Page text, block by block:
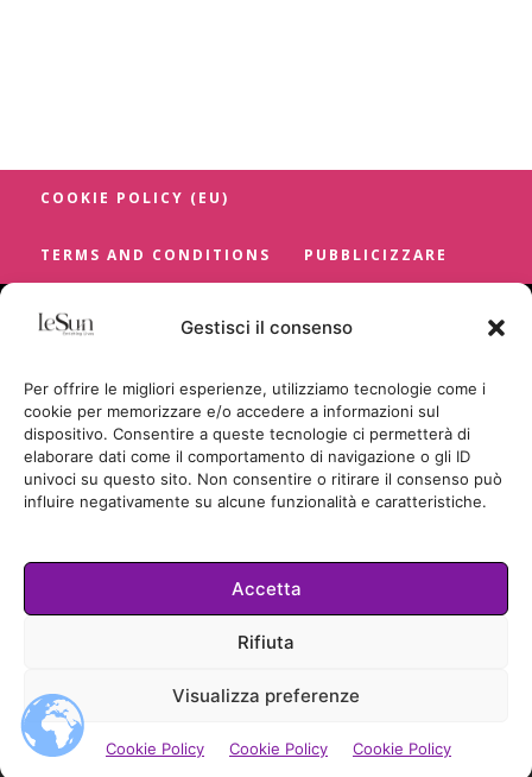
Gestisci il consenso
Per offrire le migliori esperienze, utilizziamo tecnologie come i
cookie per memorizzare e/o accedere a informazioni sul
dispositivo. Consentire a queste tecnologie ci permetterà di
elaborare dati come il comportamento di navigazione o gli ID
univoci su questo sito. Non consentire o ritirare il consenso può
influire negativamente su alcune funzionalità e caratteristiche.
Accetta
Rifiuta
Visualizza preferenze
Cookie Policy Cookie Policy Cookie Policy
COOKIE POLICY (EU)
TERMS AND CONDITIONS PUBBLICIZZARE
Cookie Policy
© LESUN.IT BY SUNCICA BADRIC